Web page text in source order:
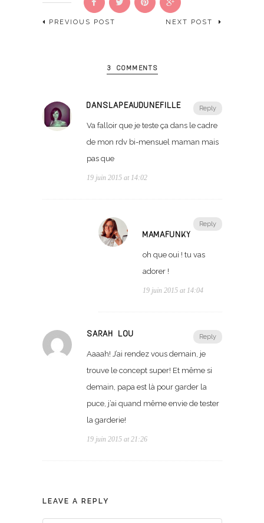
PREVIOUS POST NEXT POST
3 COMMENTS
Reply
DANSLAPEAUDUNEFILLE
Va falloir que je teste ça dans le cadre
de mon rdv bi-mensuel maman mais
pas que
19 juin 2015 at 14:02
Reply
MAMAFUNKY
oh que oui ! tu vas
adorer !
19 juin 2015 at 14:04
Reply
SARAH LOU
Aaaah! J’ai rendez vous demain, je
trouve le concept super! Et même si
demain, papa est là pour garder la
puce, j’ai quand même envie de tester
la garderie!
19 juin 2015 at 21:26
LEAVE A REPLY